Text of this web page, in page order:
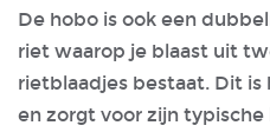
De hobo is ook een
riet waarop je blaast uit
rietblaadjes bestaat. Dit is
en zorgt voor zijn